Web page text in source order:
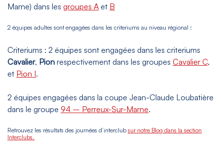
Marne) dans les groupes A et B
2 équipes adultes sont engagées dans les criteriums au niveau régional :
Criteriums : 2 équipes sont engagées dans les criteriums
Cavalier, Pion respectivement dans les groupes Cavalier C,
et Pion I.
2 équipes engagées dans la coupe Jean-Claude Loubatière
dans le groupe 94 – Perreux-Sur-Marne.
Retrouvez les résultats des journées d’interclub sur notre Blog dans la section
Interclubs.